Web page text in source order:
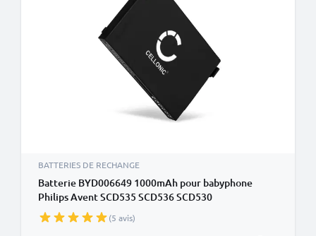
BATTERIES DE RECHANGE
Batterie BYD006649 1000mAh pour babyphone
Philips Avent SCD535 SCD536 SCD530
(5 avis)